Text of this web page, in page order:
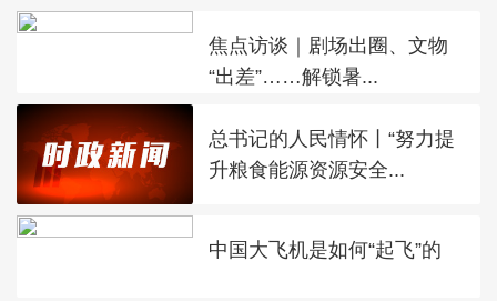
焦点访谈｜剧场出圈、文物
“出差”……解锁暑...
总书记的人民情怀丨“努力提
升粮食能源资源安全...
中国大飞机是如何“起飞”的